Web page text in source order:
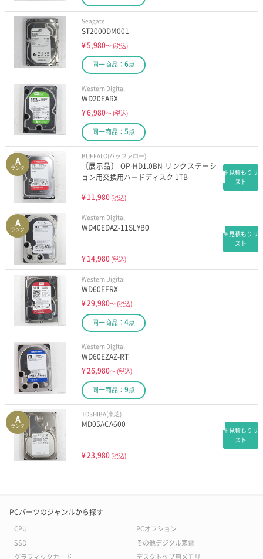
Seagate
ST2000DM001
¥5,980～ (税込)
同一商品： 6点
Western Digital
WD20EARX
¥6,980～ (税込)
同一商品： 5点
A
ランク
BUFFALO(バッファロー)
〔展示品〕 OP-HD1.0BN リンクステーシ
ョン用交換用ハードディスク 1TB
¥11,980 (税込)
＋見積もりリ
スト
A
ランク
Western Digital
WD40EDAZ-11SLYB0
¥14,980 (税込)
＋見積もりリ
スト
Western Digital
WD60EFRX
¥29,980～ (税込)
同一商品： 4点
Western Digital
WD60EZAZ-RT
¥26,980～ (税込)
同一商品： 9点
A
ランク
TOSHIBA(東芝)
MD05ACA600
¥23,980 (税込)
＋見積もりリ
スト
PCパーツのジャンルから探す
CPU
PCオプション
SSD
その他デジタル家電
グラフィックカード
デスクトップ用メモリ